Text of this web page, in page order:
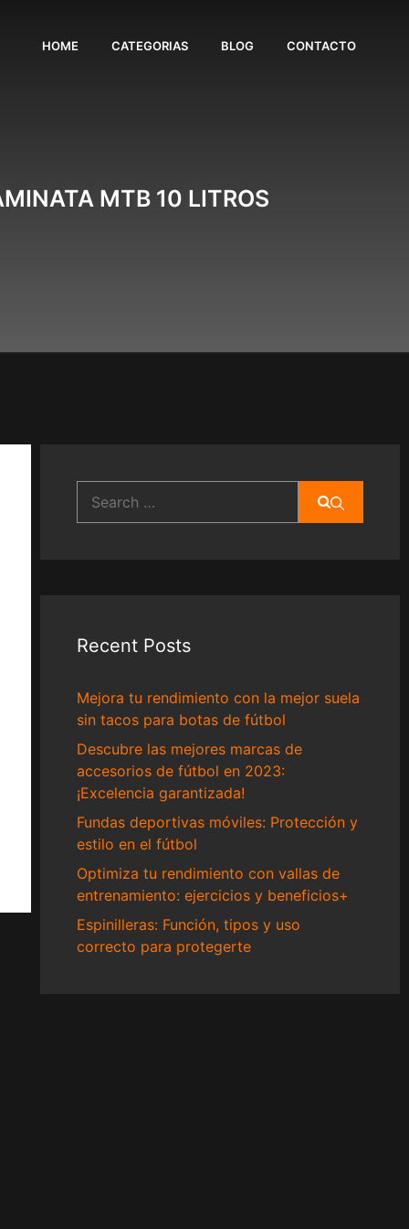
HOME CATEGORIAS BLOG CONTACTO
MTB 10 LITROS
for:
Recent Posts
Mejora tu rendimiento con la mejor suela
sin tacos para botas de fútbol
Descubre las mejores marcas de
accesorios de fútbol en 2023:
¡Excelencia garantizada!
Fundas deportivas móviles: Protección y
estilo en el fútbol
Optimiza tu rendimiento con vallas de
entrenamiento: ejercicios y beneficios+
Espinilleras: Función, tipos y uso
correcto para protegerte